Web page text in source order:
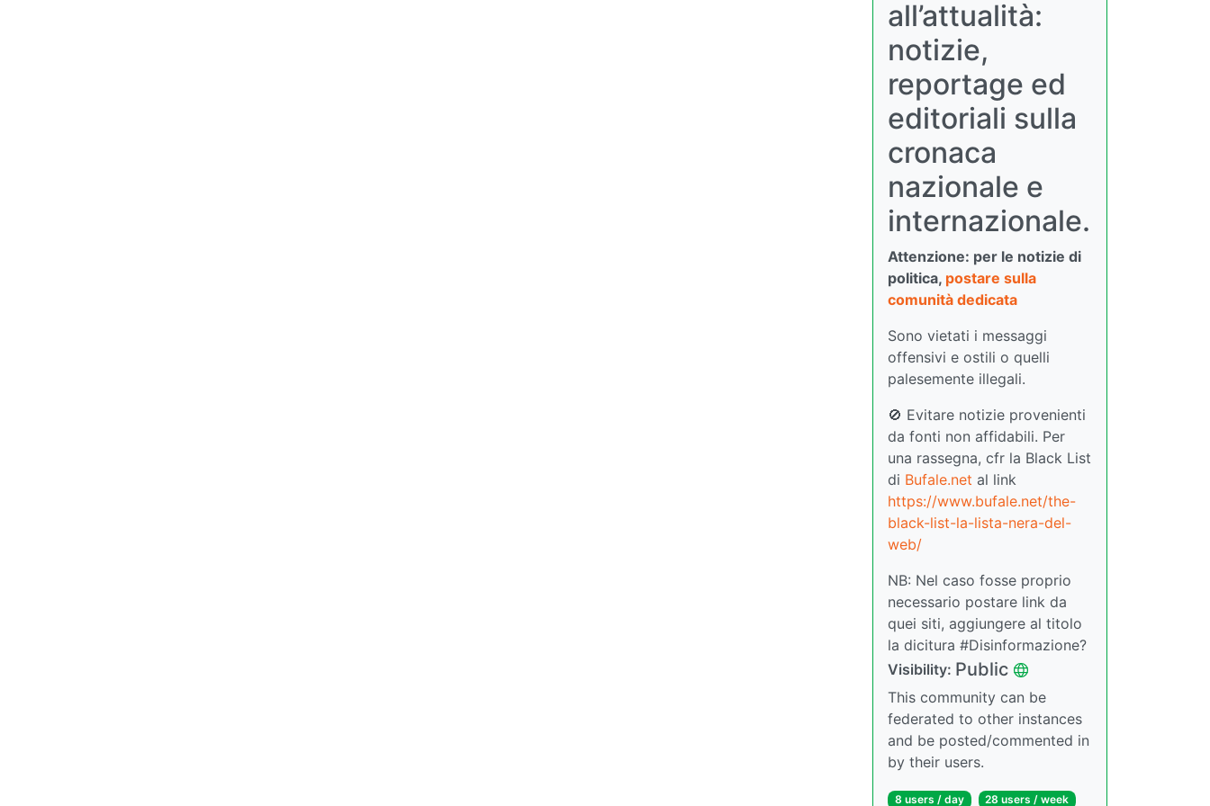
all’attualità:
notizie,
reportage ed
editoriali sulla
cronaca
nazionale e
internazionale.
Attenzione: per le notizie di
politica, postare sulla
comunità dedicata
Sono vietati i messaggi
offensivi e ostili o quelli
palesemente illegali.
🚫 Evitare notizie provenienti
da fonti non affidabili. Per
una rassegna, cfr la Black List
di Bufale.net al link
https://www.bufale.net/the-
black-list-la-lista-nera-del-
web/
NB: Nel caso fosse proprio
necessario postare link da
quei siti, aggiungere al titolo
la dicitura #Disinformazione?
Visibility: Public
This community can be
federated to other instances
and be posted/commented in
by their users.
8 users / day 28 users / week